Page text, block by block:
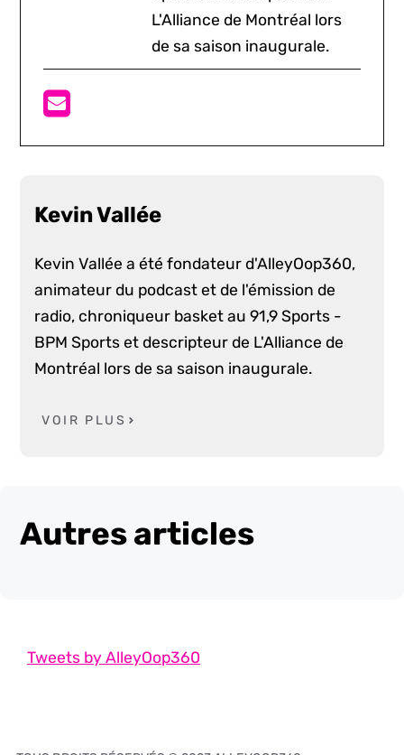
L'Alliance de Montréal lors
de sa saison inaugurale.
Kevin Vallée
Kevin Vallée a été fondateur d'AlleyOop360,
animateur du podcast et de l'émission de
radio, chroniqueur basket au 91,9 Sports -
BPM Sports et descripteur de L'Alliance de
Montréal lors de sa saison inaugurale.
VOIR PLUS
Autres articles
Tweets by AlleyOop360